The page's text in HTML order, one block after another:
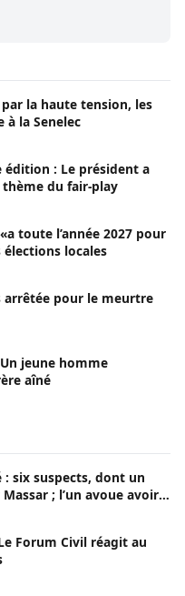
la haute tension, les
à la Senelec
: Le président a
du fair-play
toute l’année 2027 pour
locales
arrêtée pour le meurtre
jeune homme
aîné
: six suspects, dont un
; l’un avoue avoir
Forum Civil réagit au